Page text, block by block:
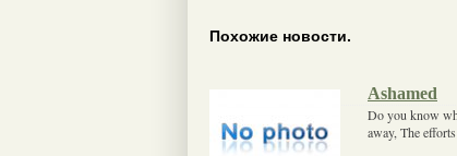
Похожие новости.
Ashamed
Do you know
away, The